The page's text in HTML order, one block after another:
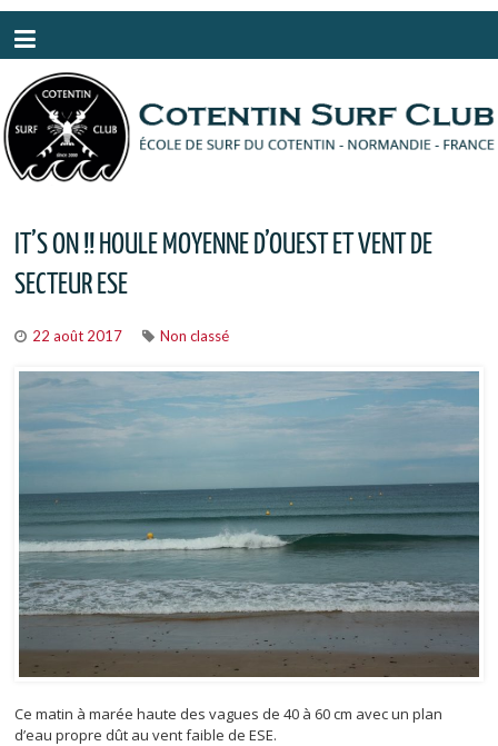
IT’S ON !! HOULE MOYENNE D’OUEST ET VENT DE
SECTEUR ESE
22 août 2017 Non classé
Ce matin à marée haute des vagues de 40 à 60 cm avec un plan
d’eau propre dût au vent faible de ESE.
Panneau de gestion des cookies